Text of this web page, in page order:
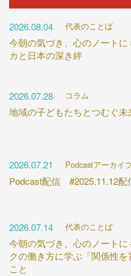
2026.08.04 代表のことば
今朝の気づき、心のノート
カと日本の深き絆
2026.07.28 コラム
地域の子どもたちとつむぐ未
2026.07.21 Podcastアーカイ
Podcast配信 #2025.11.12配
2026.07.14 代表のことば
今朝の気づき、心のノート
クの働き方に学ぶ「関係性を
こと